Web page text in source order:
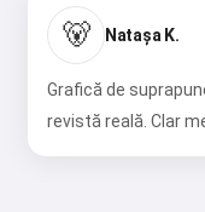
🐻 Natașa K.
Grafică de
revistă reală. Clar